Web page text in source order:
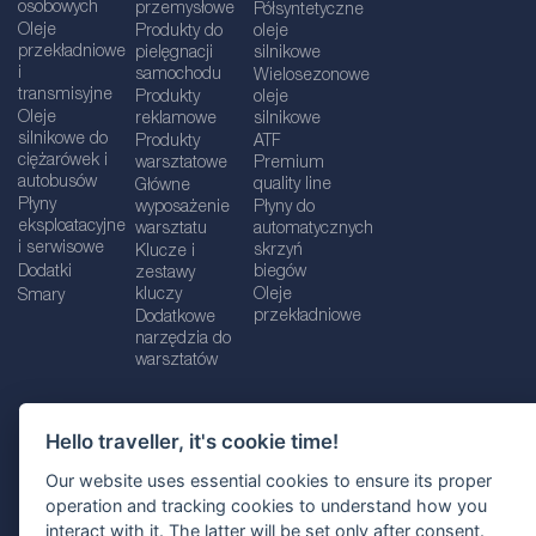
Hello traveller, it's cookie time!
Our website uses essential cookies to ensure its proper
operation and tracking cookies to understand how you
interact with it. The latter will be set only after consent.
osobowych
Oleje
przekładniowe
i
transmisyjne
Oleje
silnikowe do
ciężarówek i
autobusów
Płyny
eksploatacyjne
i serwisowe
Dodatki
Smary
przemysłowe
Produkty do
pielęgnacji
samochodu
Produkty
reklamowe
Produkty
warsztatowe
Główne
wyposażenie
warsztatu
Klucze i
zestawy
kluczy
Dodatkowe
narzędzia do
warsztatów
Półsyntetyczne
oleje
silnikowe
Wielosezonowe
oleje
silnikowe
ATF
Premium
quality line
Płyny do
automatycznych
skrzyń
biegów
Oleje
przekładniowe
Polityka prywatnośc i Polityka Cookie